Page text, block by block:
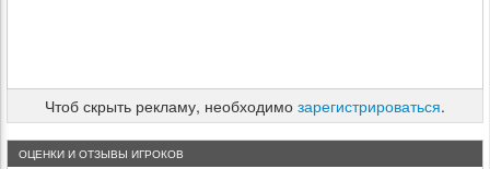
Чтоб скрыть рекламу, необходимо зарегистрироваться.
ОЦЕНКИ И ОТЗЫВЫ ИГРОКОВ